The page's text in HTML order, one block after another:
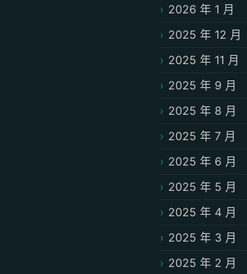
2026 年 1 月
2025 年 12 月
2025 年 11 月
2025 年 9 月
2025 年 8 月
2025 年 7 月
2025 年 6 月
2025 年 5 月
2025 年 4 月
2025 年 3 月
2025 年 2 月